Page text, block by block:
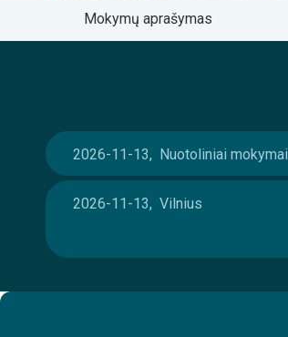
Mokymų aprašymas
2026-11-13, Nuotoliniai mokymai
2026-11-13, Vilnius